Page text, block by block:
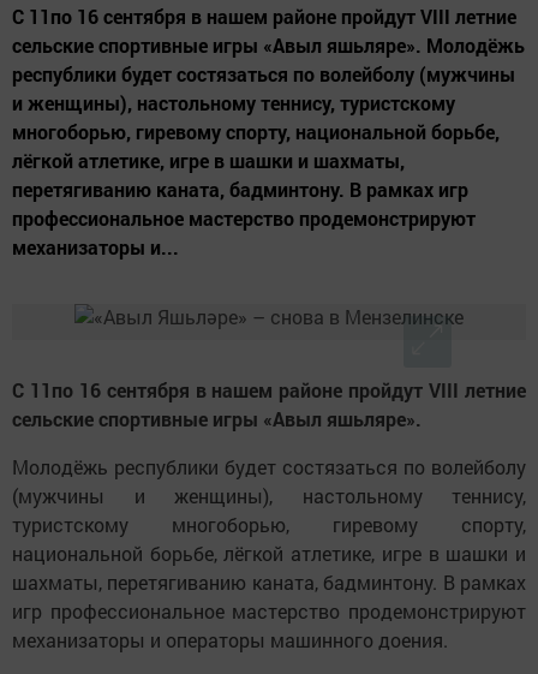
С 11по 16 сентября в нашем районе пройдут VIII летние
сельские спортивные игры «Авыл яшьляре». Молодёжь
республики будет состязаться по волейболу (мужчины
и женщины), настольному теннису, туристскому
многоборью, гиревому спорту, национальной борьбе,
лёгкой атлетике, игре в шашки и шахматы,
перетягиванию каната, бадминтону. В рамках игр
профессиональное мастерство продемонстрируют
механизаторы и...
С 11по 16 сентября в нашем районе пройдут VIII летние
сельские спортивные игры «Авыл яшьляре».
Молодёжь республики будет состязаться по волейболу
(мужчины и женщины), настольному теннису,
туристскому многоборью, гиревому спорту,
национальной борьбе, лёгкой атлетике, игре в шашки и
шахматы, перетягиванию каната, бадминтону. В рамках
игр профессиональное мастерство продемонстрируют
механизаторы и операторы машинного доения.